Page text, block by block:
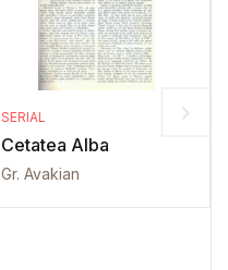
SERIAL
Cetatea Alba
Gr. Avakian